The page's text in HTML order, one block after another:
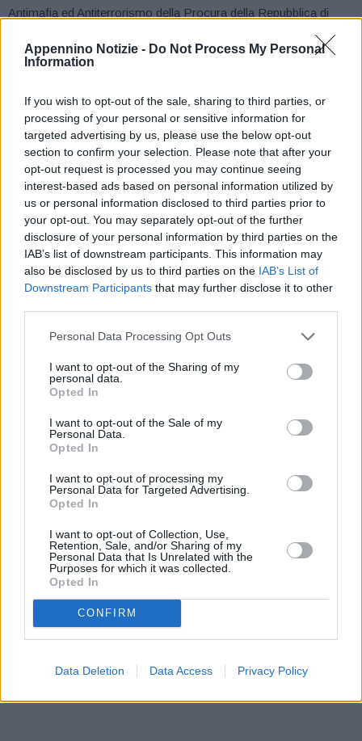
Appennino Notizie - Do Not Process My Personal
Information
If you wish to opt-out of the sale, sharing to third parties, or
processing of your personal or sensitive information for
targeted advertising by us, please use the below opt-out
section to confirm your selection. Please note that after your
opt-out request is processed you may continue seeing
interest-based ads based on personal information utilized by
us or personal information disclosed to third parties prior to
your opt-out. You may separately opt-out of the further
disclosure of your personal information by third parties on the
IAB’s list of downstream participants. This information may
also be disclosed by us to third parties on the IAB’s List of
Downstream Participants that may further disclose it to other
Personal Data Processing Opt Outs
I want to opt-out of the Sharing of my
personal data.
Opted In
I want to opt-out of the Sale of my
Personal Data.
Opted In
I want to opt-out of processing my
Personal Data for Targeted Advertising.
Opted In
I want to opt-out of Collection, Use,
Retention, Sale, and/or Sharing of my
Personal Data that Is Unrelated with the
Purposes for which it was collected.
Opted In
CONFIRM
Data Deletion Data Access Privacy Policy
Antimafia ed Antiterrorismo della Procura della Repubblica di
collettivo universitario LUnA.
Si tratta – spiega una nota della Questura “di fatti reato
commessi dagli stessi attivisti in occasione dell’illecita
occupazione, avvenuta la mattina del 6 ottobre 2023, dello stabile
ubicato in via Mazzini n. 90 di proprietà della Congregazione delle
Suore Mantellate Serve di Maria e durante l’attività di sgombero
dello stesso immobile svolta il 17 ottobre 2023 in esecuzione del
provvedimento di sequestro preventivo emesso dalla locale
Autorità Giudiziaria”.
Durante l’attività di sgombero (17 ottobre 2023) – spiega la
centinaio di persone e in tale contesto il personale in servizio di
ordine pubblico, disposto a supporto dell’attività di polizia
giudiziaria svolta dalla Digos, veniva aggredito da alcuni attivisti di
rendersi responsabili dei reati di resistenza aggravata a pubblico
ufficiale e lesioni aggravate nonché del lancio di oggetti.
Al termine di detta fase hanno fatto ricorso alle cure mediche
presso il locale pronto soccorso tre agenti del servizio di ordine
pubblico ed una manifestante mentre sono stati segnalati alla
Procura della Repubblica di Bologna complessivamente 12
attivisti appartenenti allo stesso collettivo universitario ritenuti, a
vario titolo, responsabili di reati inerenti all’ordine pubblico”.